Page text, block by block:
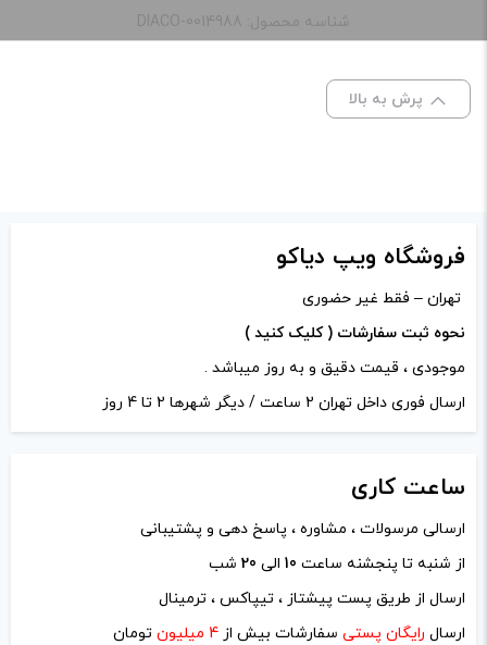
“کویل اسموک وی ۸ بیبی کیو ۲ | Smok V8 Baby Q2”
علامت‌گذاری شده‌اند
نام*
ایمیل*
شناسه محصول: DIACO-0014988
پرش به بالا
فروشگاه ویپ دیاکو
تهران – فقط غیر حضوری
نحوه ثبت سفارشات ( کلیک کنید )
موجودی ، قیمت دقیق و به روز میباشد .
ارسال فوری داخل تهران 2 ساعت / دیگر شهرها 2 تا 4 روز
ساعت کاری
ارسالی مرسولات ، مشاوره ، پاسخ دهی و پشتیبانی
از شنبه تا پنجشنه ساعت 10 الی 20 شب
ارسال از طریق پست پیشتاز ، تیپاکس ، ترمینال
ارسال رایگان پستی سفارشات بیش از 4 میلیون تومان